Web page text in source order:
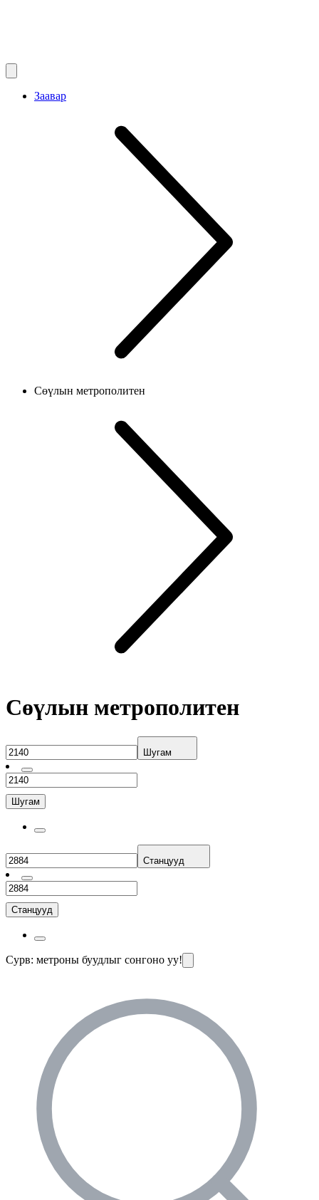
Заавар
Сөүлын метрополитен
Сөүлын метрополитен
Шугам
Шугам
Станцууд
Станцууд
Сурв: метроны буудлыг сонгоно уу!